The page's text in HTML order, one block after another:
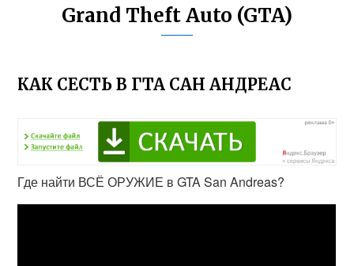
Grand Theft Auto (GTA)
КАК СЕСТЬ В ГТА САН АНДРЕАС
Где найти ВСЁ ОРУЖИЕ в GTA San Andreas?